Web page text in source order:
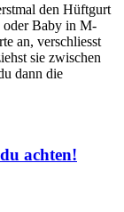
den Hüftgurt
oder Baby in M-
an, verschliesst
sie zwischen
dann die
achten!